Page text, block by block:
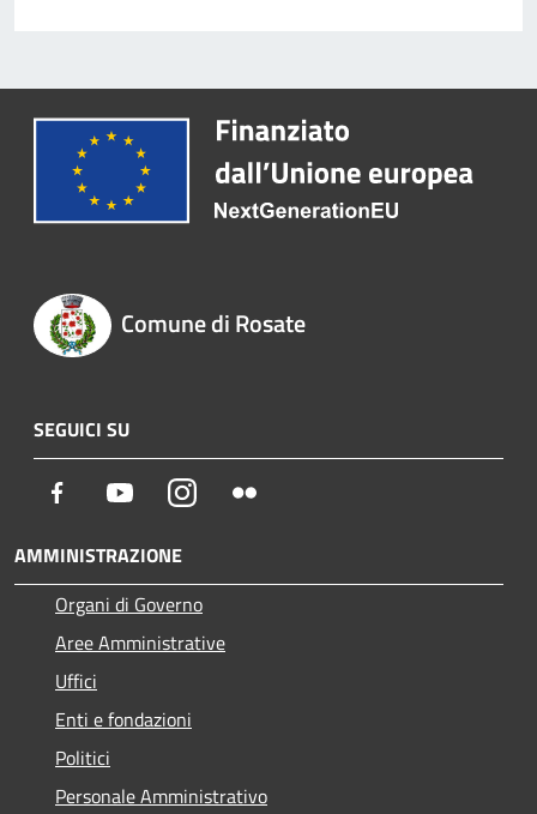
Comune di Rosate
SEGUICI SU
Facebook YoutubeInstagram
AMMINISTRAZIONE
Organi di Governo
Aree Amministrative
Uffici
Enti e fondazioni
Politici
Personale Amministrativo